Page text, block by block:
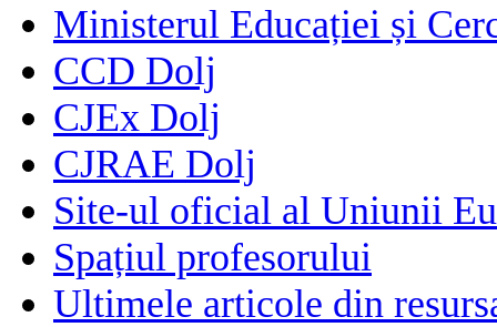
Ministerul Educației și
CCD Dolj
CJEx Dolj
CJRAE Dolj
Site-ul oficial al Uniunii
Spațiul profesorului
Ultimele articole din